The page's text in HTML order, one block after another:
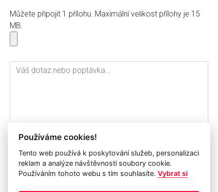
Můžete připojit 1 přílohu. Maximální velikost přílohy je 15
MB.
Souhlasím se zpracováním osobních údajů a jejich
archivací pro potřebu společnosti IP Systém a.s. po dobu
Používáme cookies!
Tento web používá k poskytování služeb, personalizaci
reklam a analýze návštěvnosti soubory cookie.
Používáním tohoto webu s tím souhlasíte.Vybrat si